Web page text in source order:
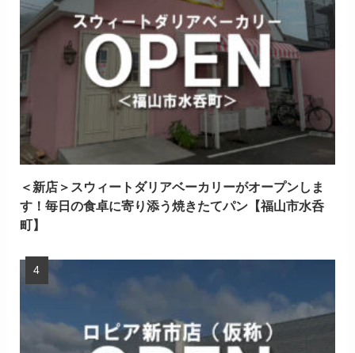
＜新店＞スウィートダリアベーカリーがオープンしま
す！毎日の食卓に寄り添う焼きたてパン【福山市水呑
町】